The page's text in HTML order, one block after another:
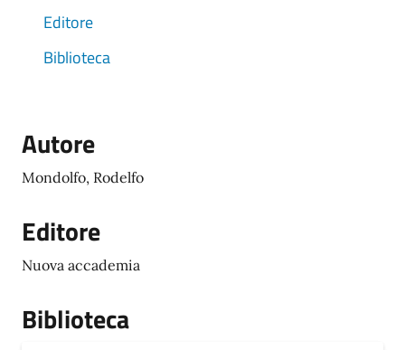
Editore
Biblioteca
Autore
Mondolfo, Rodelfo
Editore
Nuova accademia
Biblioteca